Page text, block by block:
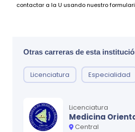
contactar a la U usando nuestro
Otras carreras de esta
Licenciatura Especialidad
Licenciatura
Medicina
Central